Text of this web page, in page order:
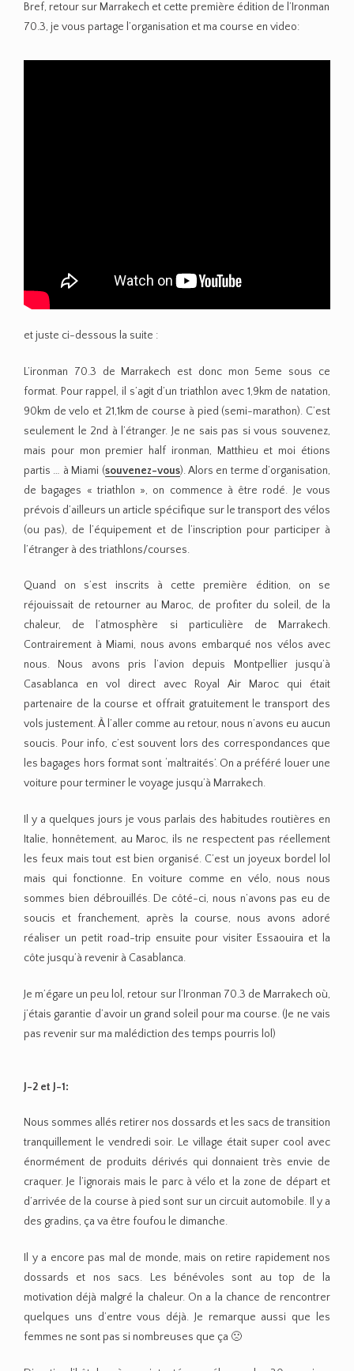
Bref, retour sur Marrakech et cette première édition de l’Ironman
70.3, je vous partage l’organisation et ma course en video:
et juste ci-dessous la suite :
L’ironman 70.3 de Marrakech est donc mon 5eme sous ce
format. Pour rappel, il s’agit d’un triathlon avec 1,9km de natation,
90km de velo et 21,1km de course à pied (semi-marathon). C’est
seulement le 2nd à l’étranger. Je ne sais pas si vous souvenez,
mais pour mon premier half ironman, Matthieu et moi étions
partis … à Miami (souvenez-vous). Alors en terme d’organisation,
de bagages « triathlon », on commence à être rodé. Je vous
prévois d’ailleurs un article spécifique sur le transport des vélos
(ou pas), de l’équipement et de l’inscription pour participer à
l’étranger à des triathlons/courses.
Quand on s’est inscrits à cette première édition, on se
réjouissait de retourner au Maroc, de profiter du soleil, de la
chaleur, de l’atmosphère si particulière de Marrakech.
Contrairement à Miami, nous avons embarqué nos vélos avec
nous. Nous avons pris l’avion depuis Montpellier jusqu’à
Casablanca en vol direct avec Royal Air Maroc qui était
partenaire de la course et offrait gratuitement le transport des
vols justement. À l’aller comme au retour, nous n’avons eu aucun
soucis. Pour info, c’est souvent lors des correspondances que
les bagages hors format sont ‘maltraités’. On a préféré louer une
voiture pour terminer le voyage jusqu’à Marrakech.
Il y a quelques jours je vous parlais des habitudes routières en
Italie, honnêtement, au Maroc, ils ne respectent pas réellement
les feux mais tout est bien organisé. C’est un joyeux bordel lol
mais qui fonctionne. En voiture comme en vélo, nous nous
sommes bien débrouillés. De côté-ci, nous n’avons pas eu de
soucis et franchement, après la course, nous avons adoré
réaliser un petit road-trip ensuite pour visiter Essaouira et la
côte jusqu’à revenir à Casablanca.
Je m’égare un peu lol, retour sur l’Ironman 70.3 de Marrakech où,
j’étais garantie d’avoir un grand soleil pour ma course. (Je ne vais
pas revenir sur ma malédiction des temps pourris lol)
J-2 et J-1:
Nous sommes allés retirer nos dossards et les sacs de transition
tranquillement le vendredi soir. Le village était super cool avec
énormément de produits dérivés qui donnaient très envie de
craquer. Je l’ignorais mais le parc à vélo et la zone de départ et
d’arrivée de la course à pied sont sur un circuit automobile. Il y a
des gradins, ça va être foufou le dimanche.
Il y a encore pas mal de monde, mais on retire rapidement nos
dossards et nos sacs. Les bénévoles sont au top de la
motivation déjà malgré la chaleur. On a la chance de rencontrer
quelques uns d’entre vous déjà. Je remarque aussi que les
femmes ne sont pas si nombreuses que ça 🙁